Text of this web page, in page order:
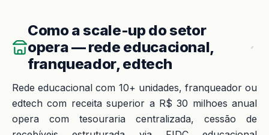
Como a scale-up do setor
opera — rede educacional,
franqueador, edtech
Rede educacional com 10+ unidades, franqueador ou
edtech com receita superior a R$ 30 milhoes anual
opera com tesouraria centralizada, cessão de